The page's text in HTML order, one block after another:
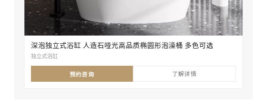
深泡独立式浴缸 人造石哑光高品质椭圆形泡澡桶 多色可选
独立式浴缸
预约咨询 了解详情